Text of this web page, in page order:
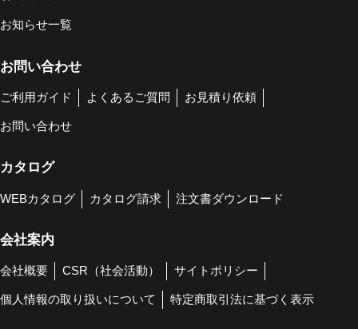
お知らせ一覧
お問い合わせ
ご利用ガイド よくあるご質問 お見積り依頼
お問い合わせ
カタログ
WEBカタログ カタログ請求 注文書ダウンロード
会社案内
会社概要 CSR（社会活動） サイトポリシー
個人情報の取り扱いについて 特定商取引法に基づく表示